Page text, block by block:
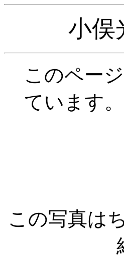
小俣
このペー
ています。
この写真は